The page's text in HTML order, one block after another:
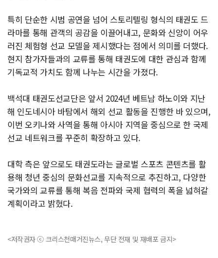
특히 단순한 시범 공연을 넘어 스토리텔링 형식의 태권도 드
라마를 통해 관객의 공감을 이끌어내고, 문화와 신앙이 어우
러진 체험형 선교 모델을 제시했다는 점에서 의미를 더했다.
현지 참가자들과의 교류를 통해 태권도에 대한 관심과 함께
기독교적 가치도 함께 나누는 시간을 가졌다.
백석대 태권도선교단은 앞서 2024년 베트남 하노이와 지난
해 인도네시아 바탐에서 해외 선교 활동을 진행한 바 있으며,
이번 오키나와 사역을 통해 아시아 지역을 중심으로 한 국제
선교 네트워크를 꾸준히 확장하고 있다.
대학 측은 앞으로도 태권도라는 글로벌 스포츠 콘텐츠를 활
용해 청년 중심의 문화선교를 지속적으로 추진하고, 다양한
국가와의 교류를 통해 복음 전파와 국제 협력의 폭을 넓혀갈
계획이라고 밝혔다.
<저작권자 ⓒ 크리스천매거진뉴스, 무단 전재 및 재배포 금지>